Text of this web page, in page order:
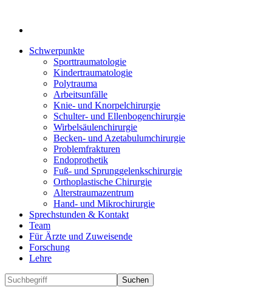
Schwerpunkte
Sporttraumatologie
Kindertraumatologie
Polytrauma
Arbeitsunfälle
Knie- und Knorpelchirurgie
Schulter- und Ellenbogenchirurgie
Wirbelsäulenchirurgie
Becken- und Azetabulumchirurgie
Problemfrakturen
Endoprothetik
Fuß- und Sprunggelenkschirurgie
Orthoplastische Chirurgie
Alterstraumazentrum
Hand- und Mikrochirurgie
Sprechstunden & Kontakt
Team
Für Ärzte und Zuweisende
Forschung
Lehre
Suchen